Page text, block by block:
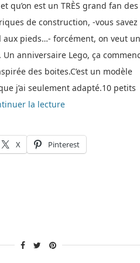
qu’on est un TRÈS grand fan des
de construction, -vous savez
aux pieds…- forcément, on veut un
anniversaire Lego, ça
des boites.C’est un modèle
j’ai seulement adapté.10 petits
la lecturede
est
super
X Pinterest